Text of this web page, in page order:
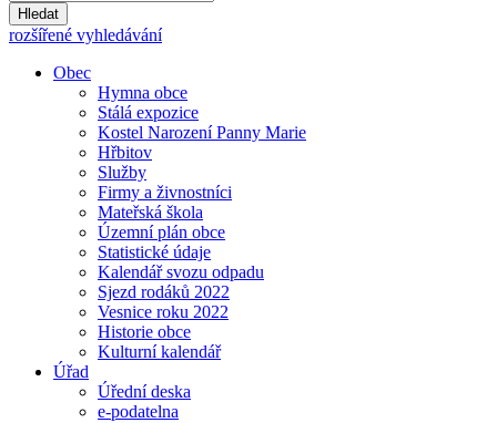
Hledat
rozšířené vyhledávání
Obec
Hymna obce
Stálá expozice
Kostel Narození Panny Marie
Hřbitov
Služby
Firmy a živnostníci
Mateřská škola
Územní plán obce
Statistické údaje
Kalendář svozu odpadu
Sjezd rodáků 2022
Vesnice roku 2022
Historie obce
Kulturní kalendář
Úřad
Úřední deska
e-podatelna